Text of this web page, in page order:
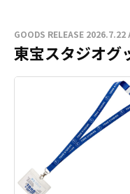
GOODS RELEASE 2026.7.22
東宝スタジオグ